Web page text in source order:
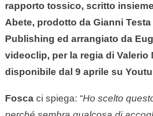
rapporto tossico, scritto
Abete, prodotto da Gianni
Publishing ed arrangiato da
videoclip, per la regia di Valerio
disponibile dal 9 aprile su
Fosca ci spiega: “Ho scelto